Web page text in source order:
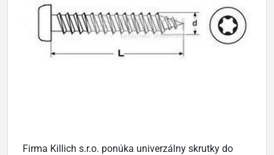
Firma Killich s.r.o. ponúka univerzálny skrutky do